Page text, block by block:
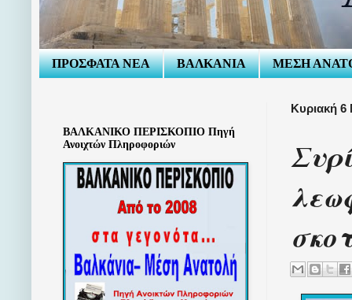
ΠΡΟΣΦΑΤΑ ΝΕΑ ΒΑΛΚΑΝΙΑ ΜΕΣΗ
Κυριακή 6
ΒΑΛΚΑΝΙΚΟ ΠΕΡΙΣΚΟΠΙΟ Πηγή
Ανοιχτών Πληροφοριών